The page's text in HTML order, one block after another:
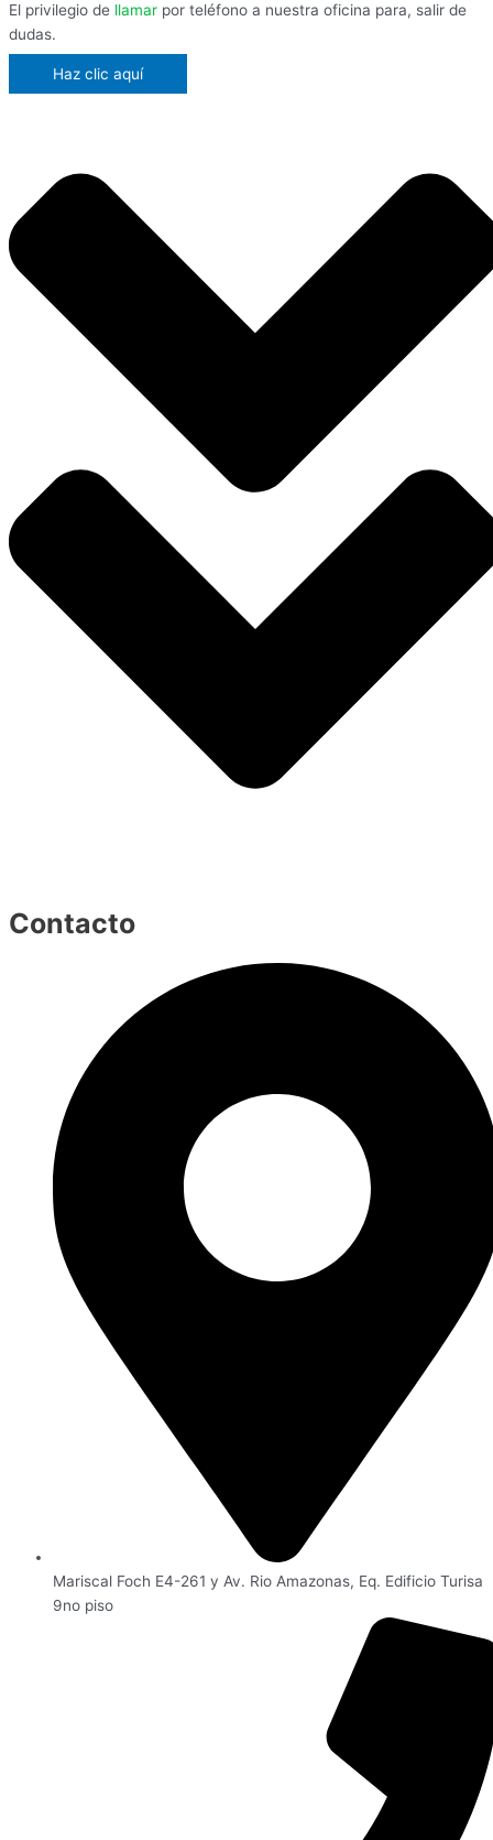
El privilegio de llamar por teléfono a nuestra oficina para, salir de
dudas.
Haz clic aquí
Contacto
Mariscal Foch E4-261 y Av. Rio Amazonas, Eq. Edificio Turisa
9no piso